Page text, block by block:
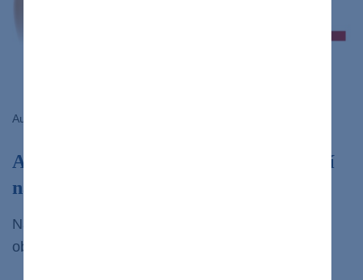
Autor:
Ako prebieha diagnostika pri podozrení
na obličkové zlyhávanie?
Na meranie funkcie a diagnostiku zlyhávania
obličiek sa vykonávajú nasledovné vyšetrenia: